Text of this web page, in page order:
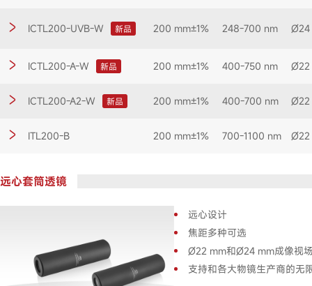
ICTL200-UVB-W 新品 200 mm±1% 248-700 nm Ø24
ICTL200-A-W 新品 200 mm±1% 400-750 nm Ø22
ICTL200-A2-W 新品 200 mm±1% 400-700 nm Ø22
ITL200-B 200 mm±1% 700-1100 nm Ø22
远心套筒透镜
远心设计
焦距多种可选
Ø22 mm和Ø24 mm成像视
支持和各大物镜生产商的无